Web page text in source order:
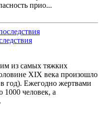
прио...
из самых тяжких
XIX века произошло
год). Ежегодно жертвами
1000 человек, а